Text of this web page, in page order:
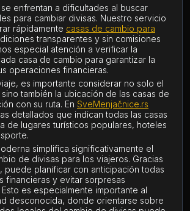
enfrentan a dificultades al buscar
para cambiar divisas. Nuestro servicio
rápidamente casas de cambio para
transparentes y sin comisiones
especial atención a verificar la
casa de cambio para garantizar la
operaciones financieras.
es importante considerar no solo el
también la ubicación de las casas de
con su ruta. En SveMenjačnice.rs
detallados que indican todas las casas
de lugares turísticos populares, hoteles
simplifica significativamente el
de divisas para los viajeros. Gracias
puede planificar con anticipación todas
financieras y evitar sorpresas
es especialmente importante al
desconocida, donde orientarse sobre